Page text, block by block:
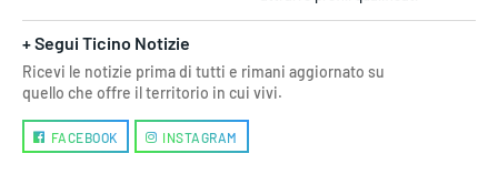
+ Segui Ticino Notizie
Ricevi le notizie prima di tutti e rimani aggiornato su
quello che offre il territorio in cui vivi.
FACEBOOK INSTAGRAM